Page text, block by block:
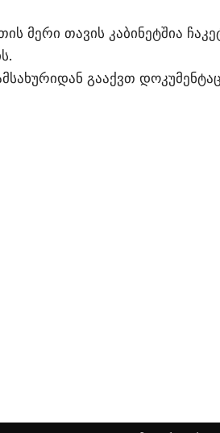
მერი თავის კაბინეტშია
გააქვთ